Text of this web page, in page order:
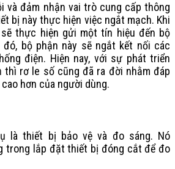
và đảm nhận vai trò cung cấp thông
bị này thực hiện việc ngắt mạch. Khi
thực hiện gửi một tín hiệu đến bộ
đó, bộ phận này sẽ ngắt kết nối các
điện. Hiện nay, với sự phát triển
thì rơ le số cũng đã ra đời nhằm đáp
hơn của người dùng.
là thiết bị bảo vệ và đo sáng. Nó
trong lắp đặt thiết bị đóng cắt để đo